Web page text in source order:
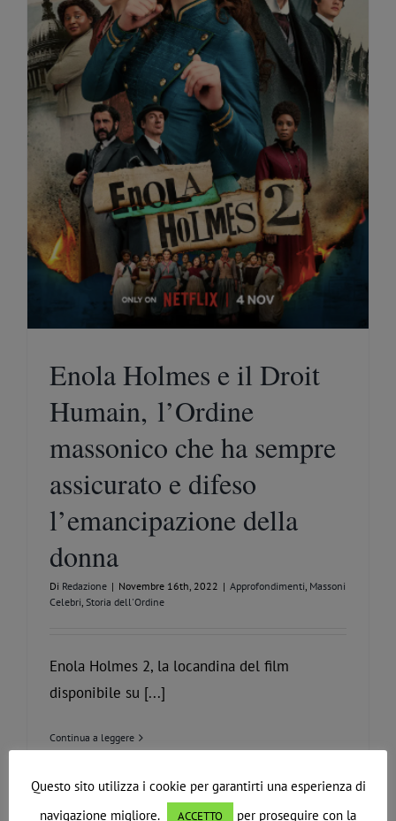
Enola Holmes e il Droit
Humain, l’Ordine
massonico che ha sempre
assicurato e difeso
l’emancipazione della
donna
Di Redazione | Novembre 16th, 2022 | Approfondimenti, Massoni
Celebri, Storia dell'Ordine
Enola Holmes 2, la locandina del film
disponibile su [...]
Continua a leggere
Questo sito utilizza i cookie per garantirti una esperienza di
navigazione migliore.
ACCETTO
per proseguire con la